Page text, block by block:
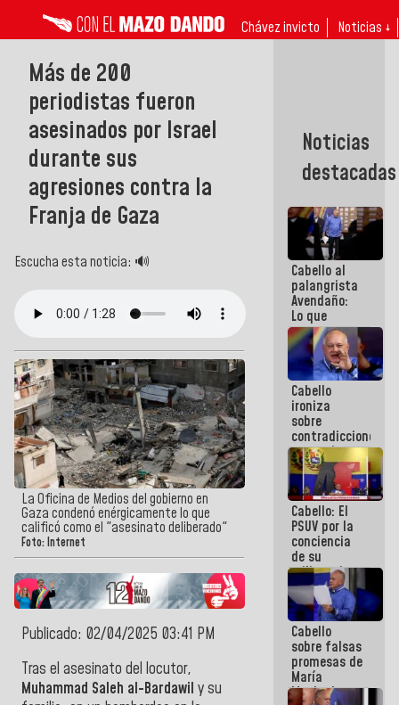
Chávez invicto Noticias ↓
Más de 200
periodistas fueron
asesinados por Israel
durante sus
agresiones contra la
Franja de Gaza
Escucha esta noticia: 🔊
La Oficina de Medios del gobierno en
Gaza condenó enérgicamente lo que
calificó como el "asesinato deliberado"
Foto: Internet
Publicado: 02/04/2025 03:41 PM
Tras el asesinato del locutor,
Muhammad Saleh al-Bardawil y su
Noticias
destacadas
Cabello al
palangrista
Avendaño:
Lo que
vayas a
escribir
hazlo hoy
por que no
sabemos si
la semana
que viene
hay
programa
Cabello
ironiza
sobre
contradicciones
y mentiras
de María
Machado:
¡Créanle!
Cabello: El
PSUV por la
conciencia
de su
militancia
es la
organización
política más
sólida de
Venezuela
Cabello
sobre falsas
promesas de
María
Machado: